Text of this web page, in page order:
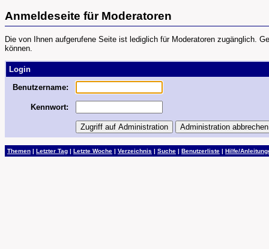
Anmeldeseite für Moderatoren
Die von Ihnen aufgerufene Seite ist lediglich für Moderatoren zugänglich.
können.
Login
Benutzername:
Kennwort:
Themen | Letzter Tag | Letzte Woche | Verzeichnis | Suche | Benutzerliste | Hilfe/